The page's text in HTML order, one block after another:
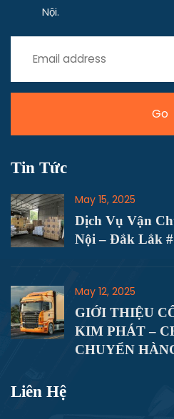
Nội.
Tin Tức
May 15, 2025
Dịch Vụ Vận
Nội – Đắk Lắk
May 12, 2025
GIỚI THIỆU
KIM PHÁT –
CHUYỂN
Liên Hệ